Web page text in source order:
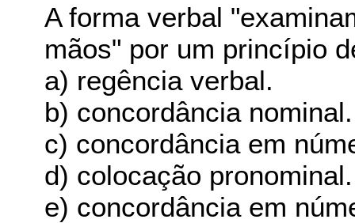
A forma verbal
mãos" por um princípio
a) regência verbal.
b) concordância nominal.
c) concordância em
d) colocação pronominal.
e) concordância em